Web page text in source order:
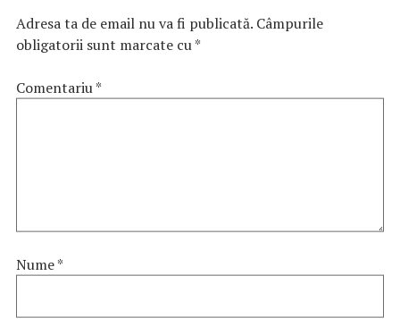
Adresa ta de email nu va fi publicată. Câmpurile
obligatorii sunt marcate cu*
Comentariu*
Nume*